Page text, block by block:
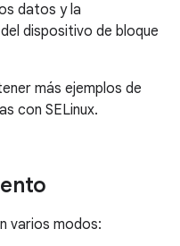
datos y la
dispositivo de bloque
más ejemplos de
con SELinux.
varios modos: